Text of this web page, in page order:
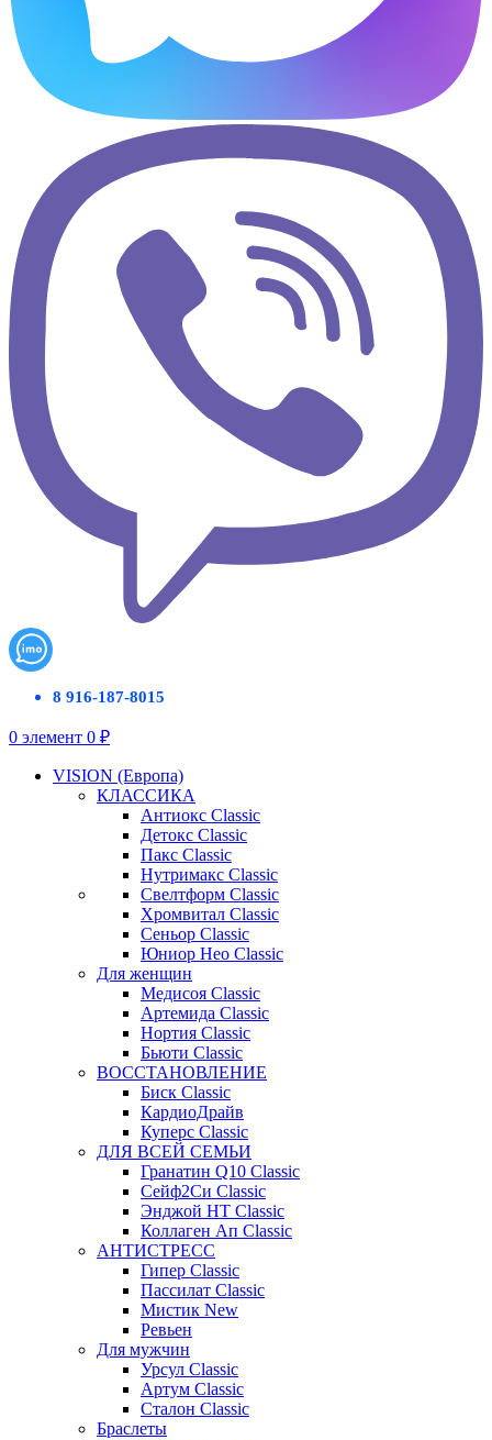
8 916-187-8015
0 элемент 0 ₽
VISION (Европа)
КЛАССИКА
Антиокс Classic
Детокс Classic
Пакс Classic
Нутримакс Classic
Свелтформ Classic
Хромвитал Classic
Сеньор Classic
Юниор Нео Classic
Для женщин
Медисоя Classic
Артемида Classic
Нортия Classic
Бьюти Classic
ВОССТАНОВЛЕНИЕ
Биск Classic
КардиоДрайв
Куперс Classic
ДЛЯ ВСЕЙ СЕМЬИ
Гранатин Q10 Classic
Сейф2Си Classic
Энджой НТ Classic
Коллаген Ап Classic
АНТИСТРЕСС
Гипер Classic
Пассилат Classic
Мистик New
Ревьен
Для мужчин
Урсул Classic
Артум Classic
Сталон Classic
Браслеты